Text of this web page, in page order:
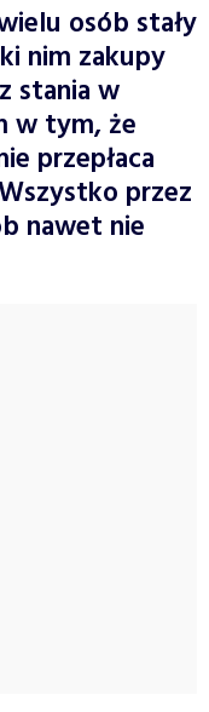
osób stały
nim zakupy
stania w
w tym, że
przepłaca
przez
nawet nie